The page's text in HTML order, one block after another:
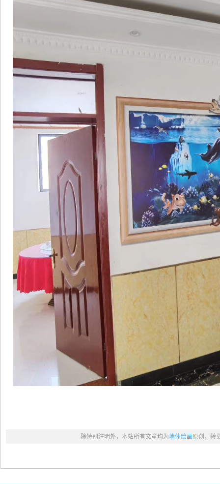
除特别注明外，本站所有文章均为墙体绘画原创，转